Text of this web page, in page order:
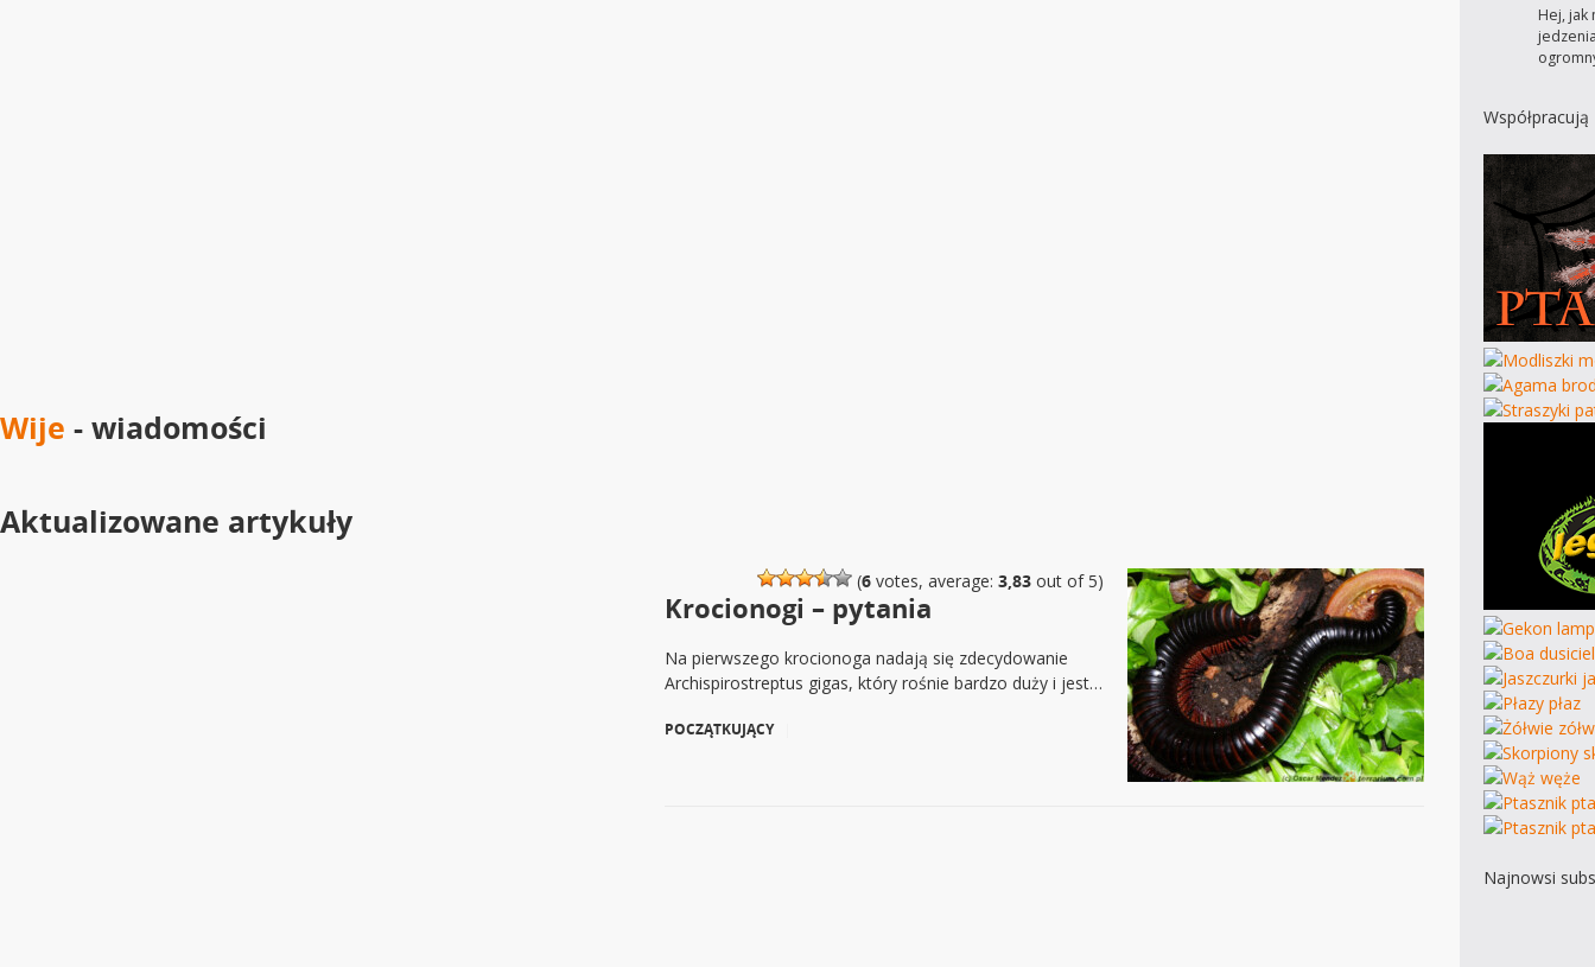
Wije - wiadomości
Aktualizowane artykuły
(6 votes, average: 3,83 out of 5)
Krocionogi – pytania
Na pierwszego krocionoga nadają się zdecydowanie
Archispirostreptus gigas, który rośnie bardzo duży i jest…
POCZĄTKUJĄCY
Hej, jak
Najnowsi